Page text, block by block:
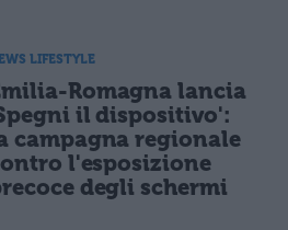
LIFESTYLE
Romagna lancia
il dispositivo':
campagna regionale
l'esposizione
degli schermi